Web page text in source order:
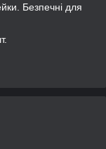
Безпечні для